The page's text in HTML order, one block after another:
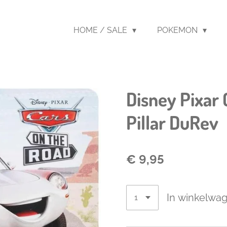
HOME / SALE POKEMON
Disney Pixar
Pillar DuRev
€ 9,95
In